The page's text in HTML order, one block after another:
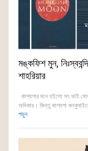
মঙ্কফিশ মুন,
শাহরিয়ার
কাশ্যপার মনে হইলো সৎ ভাই
অধিকার। কিন্তু কাশ্যপা
পড়ুন